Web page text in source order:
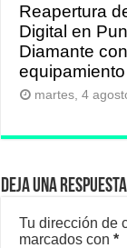
Reapertura
Digital en
Diamante
equipamiento
martes, 4
Deja una respuesta
Tu dirección de
marcados con *